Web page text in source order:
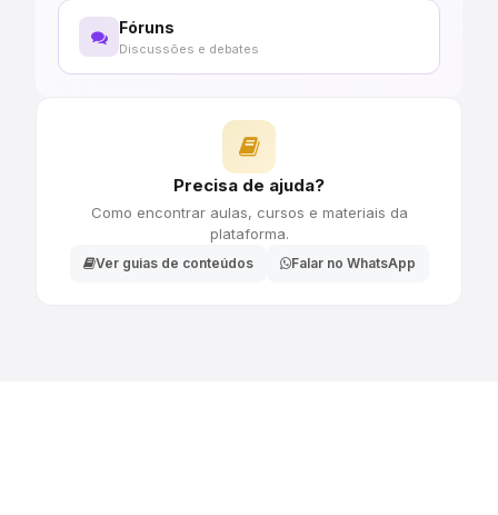
Fóruns
Discussões e debates
Precisa de ajuda?
Como encontrar aulas, cursos e materiais da
plataforma.
Ver guias de conteúdos Falar no WhatsApp